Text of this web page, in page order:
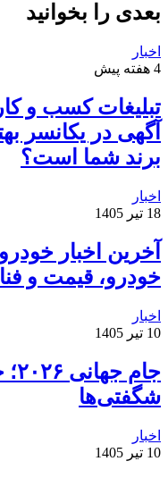
بعدی را بخوانید
اخبار
4 هفته پیش
تبلیغات کسب و
آگهی در یکانسر
برند شما است؟
اخبار
18 تیر 1405
آخرین اخبار
خودرو، قیمت و
اخبار
10 تیر 1405
شگفتی‌ها
اخبار
10 تیر 1405